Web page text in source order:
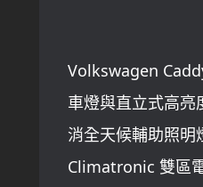
Volkswagen
車燈與直立式高
消全天候輔助照
Climatronic 雙區